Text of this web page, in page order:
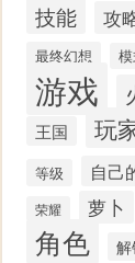
技能 攻
最终幻想
游戏
王国 玩
等级 自己
荣耀 萝卜
角色 解